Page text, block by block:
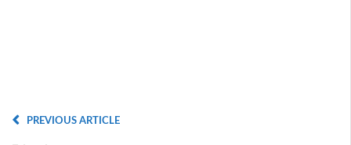
PREVIOUS ARTICLE